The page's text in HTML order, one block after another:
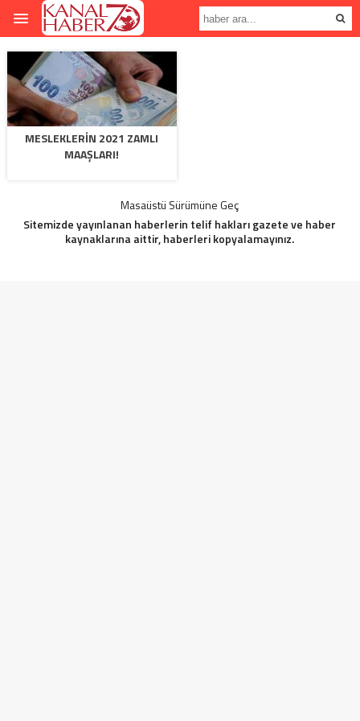
MESLEKLERIN 2021 ZAMLI
MAAŞLARI!
Masaüstü Sürümüne Geç
Sitemizde yayınlanan haberlerin telif hakları gazete ve haber
kaynaklarına aittir, haberleri kopyalamayınız.